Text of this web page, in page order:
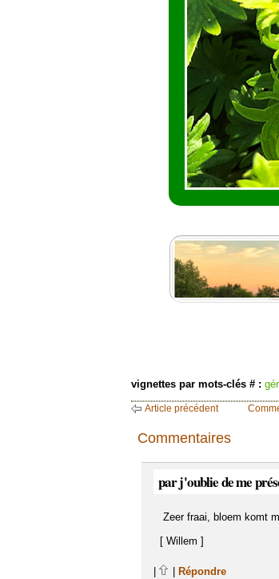
vignettes par mots-clés # :
Article précédent
Commentaires
par j'oublie de me
Zeer fraai, bloem komt
[ Willem ]
Répondre